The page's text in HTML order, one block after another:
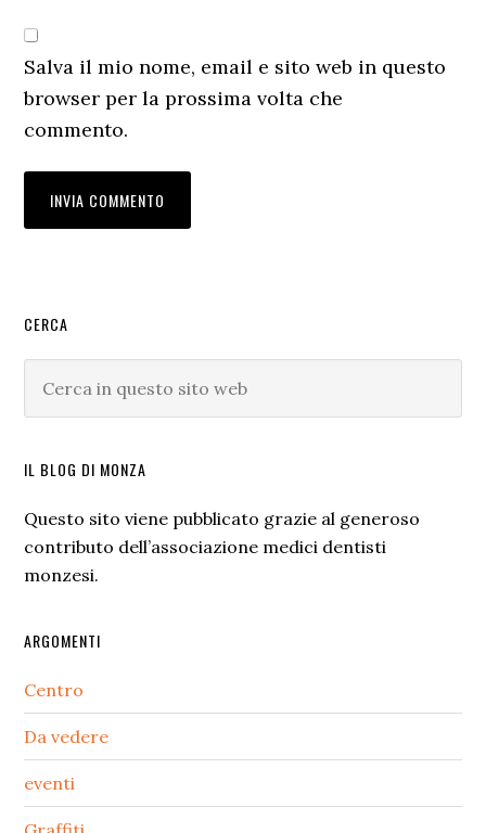
Salva il mio nome, email e sito web in questo
browser per la prossima volta che
commento.
Barra
laterale
primaria
CERCA
IL BLOG DI MONZA
Questo sito viene pubblicato grazie al generoso
contributo dell’associazione medici dentisti
monzesi.
ARGOMENTI
Centro
Da vedere
eventi